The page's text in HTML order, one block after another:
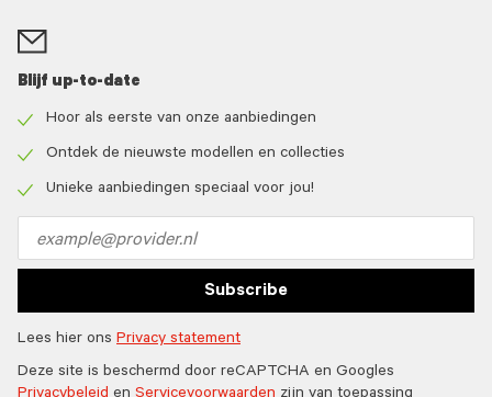
Blijf up-to-date
icon
Hoor als eerste van onze aanbiedingen
icon
Ontdek de nieuwste modellen en collecties
Unieke aanbiedingen speciaal voor jou!
address
Subscribe
Lees hier ons Privacy statement
Deze site is beschermd door reCAPTCHA en Googles